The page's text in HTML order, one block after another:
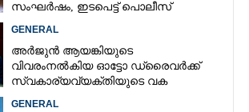
സംഘർഷം, ഇടപെട്ട് പൊലീസ്
GENERAL
അർജുൻ ആയങ്കിയുടെ
വിവരംനൽകിയ ഓട്ടോ ഡ്രൈവർക്ക്
സ്വകാര്യവ്യക്തിയുടെ വക
GENERAL